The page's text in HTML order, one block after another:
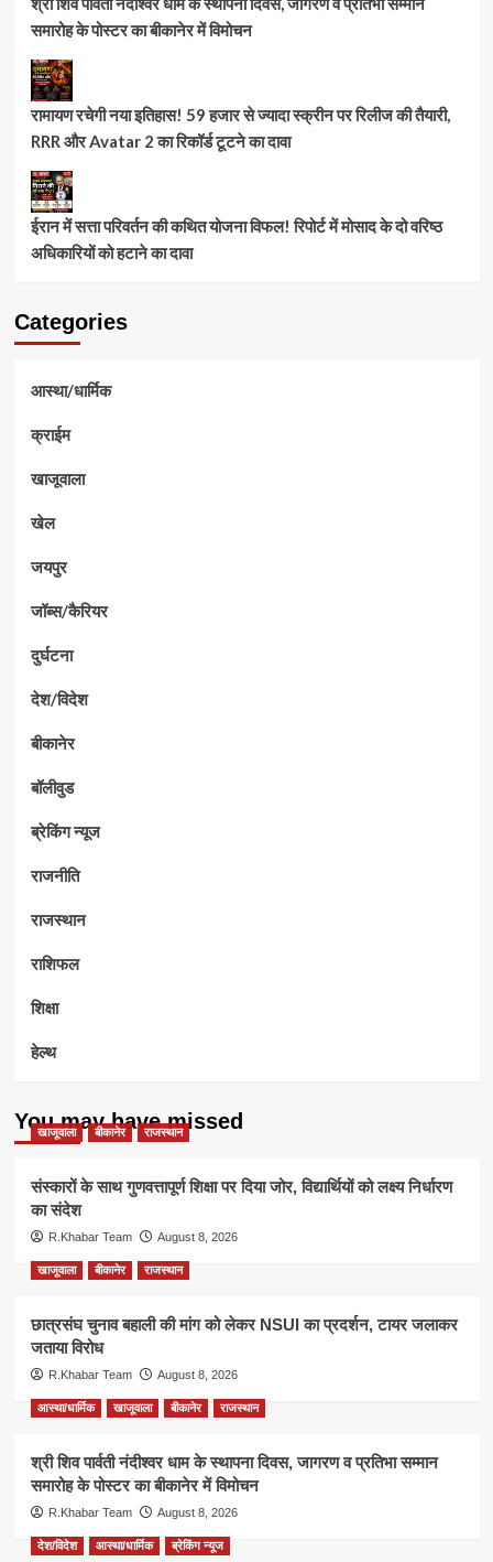
समारोह के पोस्टर का बीकानेर में विमोचन
रामायण रचेगी नया इतिहास! 59 हजार से ज्यादा स्क्रीन पर रिलीज की तैयारी,
RRR और Avatar 2 का रिकॉर्ड टूटने का दावा
ईरान में सत्ता परिवर्तन की कथित योजना विफल! रिपोर्ट में मोसाद के दो वरिष्ठ
अधिकारियों को हटाने का दावा
Categories
आस्था/धार्मिक
क्राईम
खाजूवाला
खेल
जयपुर
जॉब्स/कैरियर
दुर्घटना
देश/विदेश
बीकानेर
बॉलीवुड
ब्रेकिंग न्यूज
राजनीति
राजस्थान
राशिफल
शिक्षा
हेल्थ
You may have missed
खाजूवाला बीकानेर राजस्थान
संस्कारों के साथ गुणवत्तापूर्ण शिक्षा पर दिया जोर, विद्यार्थियों को लक्ष्य निर्धारण
का संदेश
R.Khabar Team August 8, 2026
खाजूवाला बीकानेर राजस्थान
छात्रसंघ चुनाव बहाली की मांग को लेकर NSUI का प्रदर्शन, टायर जलाकर
जताया विरोध
R.Khabar Team August 8, 2026
आस्था/धार्मिक खाजूवाला बीकानेर राजस्थान
श्री शिव पार्वती नंदीश्वर धाम के स्थापना दिवस, जागरण व प्रतिभा सम्मान
समारोह के पोस्टर का बीकानेर में विमोचन
R.Khabar Team August 8, 2026
देश/विदेश आस्था/धार्मिक ब्रेकिंग न्यूज